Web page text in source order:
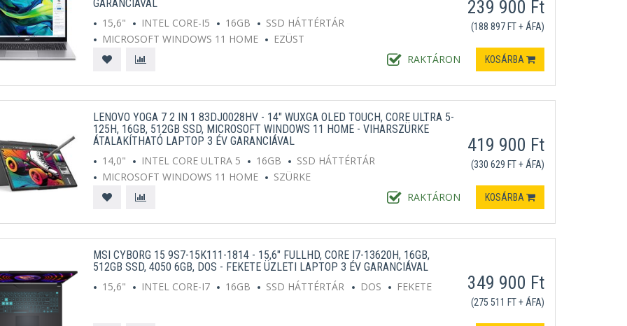
GARANCIÁVAL
15,6"
INTEL CORE-I5 16GB
SSD HÁTTÉRTÁR
MICROSOFT WINDOWS 11 HOME
EZÜST
RAKTÁRON
239 900 Ft
(188 897 FT + ÁFA)
KOSÁRBA
LENOVO YOGA 7 2 IN 1 83DJ0028HV - 14" WUXGA OLED TOUCH, CORE ULTRA 5-
125H, 16GB, 512GB SSD, MICROSOFT WINDOWS 11 HOME - VIHARSZÜRKE
ÁTALAKÍTHATÓ LAPTOP 3 ÉV GARANCIÁVAL
14,0"
INTEL CORE ULTRA 5 16GB
SSD HÁTTÉRTÁR
MICROSOFT WINDOWS 11 HOME
SZÜRKE
RAKTÁRON
419 900 Ft
(330 629 FT + ÁFA)
KOSÁRBA
MSI CYBORG 15 9S7-15K111-1814 - 15,6" FULLHD, CORE I7-13620H, 16GB,
512GB SSD, 4050 6GB, DOS - FEKETE ÜZLETI LAPTOP 3 ÉV GARANCIÁVAL
15,6"
INTEL CORE-I7 16GB SSD HÁTTÉRTÁR DOS FEKETE 349 900 Ft
(275 511 FT + ÁFA)